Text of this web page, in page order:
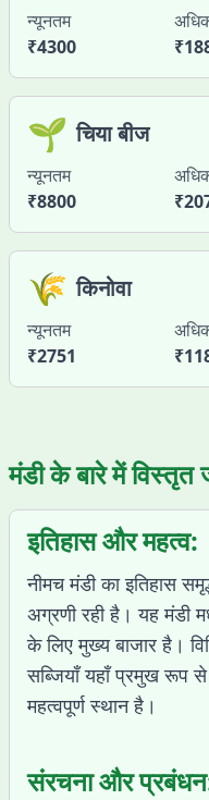
न्यूनतम
₹4300
₹
🌱 चिया बीज
न्यूनतम
₹8800
₹
🌾 किनोवा
न्यूनतम
₹2751
₹
मंडी के बारे में विस्तृत
इतिहास और महत्व:
नीमच मंडी का इतिहास
अग्रणी रही है। यह मंडी
के लिए मुख्य बाजार है।
सब्जियाँ यहाँ प्रमुख रूप से
महत्वपूर्ण स्थान है।
संरचना और